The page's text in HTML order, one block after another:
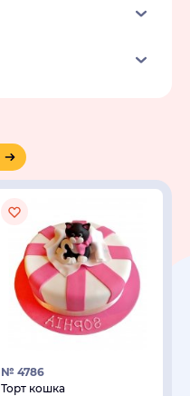
№ 4786
Торт кошка